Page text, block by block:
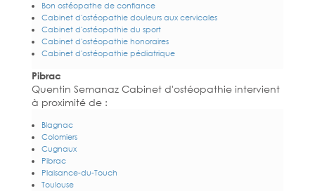
Bon ostéopathe de confiance
Cabinet d'ostéopathie douleurs aux cervicales
Cabinet d'ostéopathie du sport
Cabinet d'ostéopathie honoraires
Cabinet d'ostéopathie pédiatrique
Pibrac
Quentin Semanaz Cabinet d'ostéopathie intervient
à proximité de :
Blagnac
Colomiers
Cugnaux
Pibrac
Plaisance-du-Touch
Toulouse